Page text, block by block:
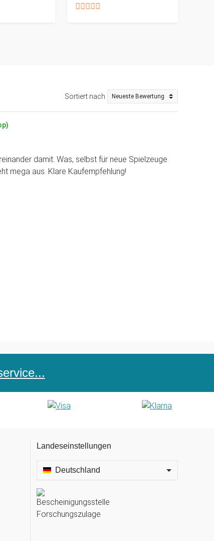
Sortiert nach
damit. Was, selbst für neue Spielzeuge
mega aus. Klare Kaufempfehlung!
Landeseinstellungen
Deutschland